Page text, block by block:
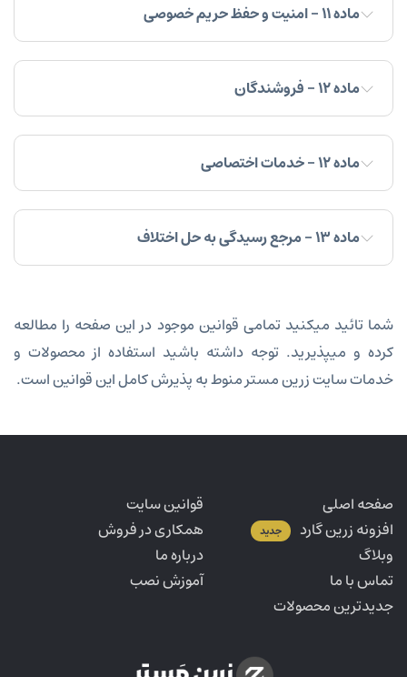
ماده ۱۱ - امنیت و حفظ حریم خصوصی
ماده ۱۲ - فروشندگان
ماده ۱۲ - خدمات اختصاصی
ماده ۱۳ - مرجع رسیدگی به حل اختلاف
شما تائید میکنید تمامی قوانین موجود در این صفحه را مطالعه
کرده و میپذیرید. توجه داشته باشید استفاده از محصولات و
خدمات سایت زرین مستر منوط به پذیرش کامل این قوانین است.
صفحه اصلی
قوانین سایت
افزونه زرین گارد
جدید
همکاری در فروش
وبلاگ
درباره ما
تماس با ما
آموزش نصب
جدیدترین محصولات